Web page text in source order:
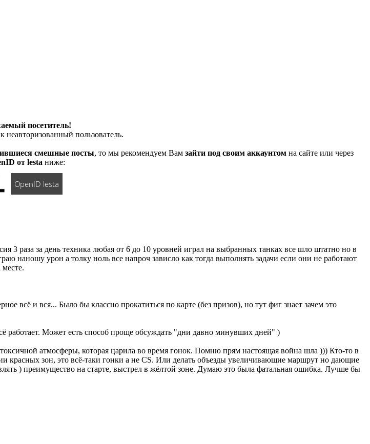
посетитель!
неавторизованный пользователь.
смешные посты, то мы рекомендуем Вам зайти под своим аккаунтомна сайте или через
от lesta ниже:
OpenID lesta
3 раза за день техника любая от 6 до 10 уровней играл на выбранных танках все шло штатно но в
наношу урон а толку ноль все напроч зависло как тогда выполнять задачи если они не работают
всё и вся... Было бы классно прокатиться по карте (без призов), но тут фиг знает зачем это
работает. Может есть способ проще обсуждать "дни давно минувших дней" )
атмосферы, которая царила во время гонок. Помню прям настоящая война шла ))) Кто-то в
зон, это всё-таки гонки а не CS. Или делать объезды увеличивающие маршрут но дающие
) преимущество на старте, выстрел в жёлтой зоне. Думаю это была фатальная ошибка. Лучше бы